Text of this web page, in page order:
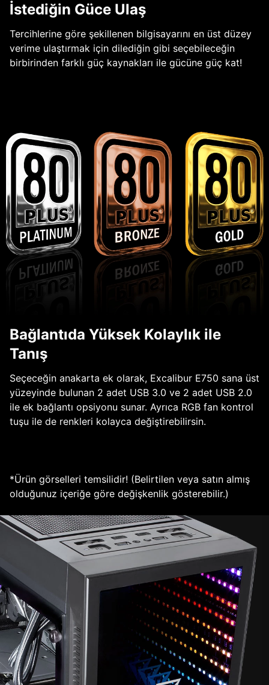
İstediğin Güce Ulaş
Tercihlerine göre şekillenen bilgisayarını en üst düzey
verime ulaştırmak için dilediğin gibi seçebileceğin
birbirinden farklı güç kaynakları ile gücüne güç kat!
Bağlantıda Yüksek Kolaylık ile
Tanış
Seçeceğin anakarta ek olarak, Excalibur E750 sana üst
yüzeyinde bulunan 2 adet USB 3.0 ve 2 adet USB 2.0
ile ek bağlantı opsiyonu sunar. Ayrıca RGB fan kontrol
tuşu ile de renkleri kolayca değiştirebilirsin.
*Ürün görselleri temsilidir! (Belirtilen veya satın almış
olduğunuz içeriğe göre değişkenlik gösterebilir.)